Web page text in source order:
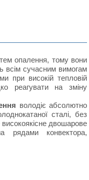
опалення, тому вони
всім сучасним вимогам
при високій тепловій
реагувати на зміну
володіє абсолютно
сталі, без
двошарове
рядами конвектора,